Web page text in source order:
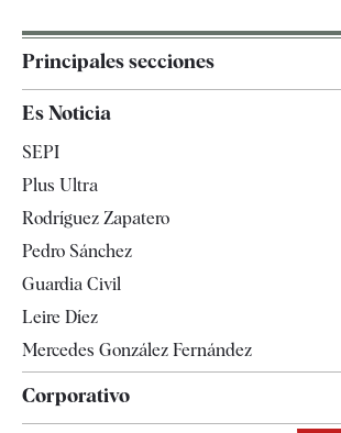
Principales secciones
Televisión
Es Noticia
SEPI
Plus Ultra
Rodríguez Zapatero
Pedro Sánchez
Guardia Civil
Leire Díez
Mercedes González Fernández
Corporativo